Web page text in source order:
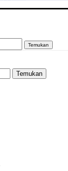
Temukan
Temukan